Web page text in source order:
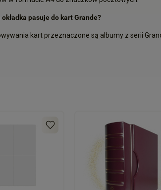
okładka pasuje do kart Grande?
kart przeznaczone są albumy z serii